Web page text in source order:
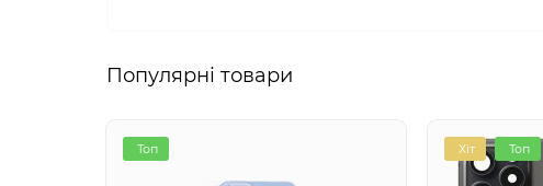
Популярні товари
Топ Хіт Топ